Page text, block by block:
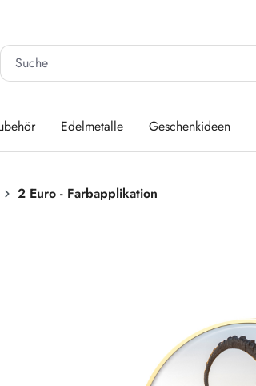
Edelmetalle Geschenkideen
2 Euro - Farbapplikation